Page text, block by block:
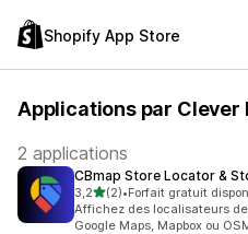
Shopify App Store
Applications par Clever
2 applications
CBmap Store Locator &
3,2étoile(s) sur 5
(2)
2 avis au total
•Forfait gratuit
Affichez des localisateurs
Google Maps, Mapbox ou